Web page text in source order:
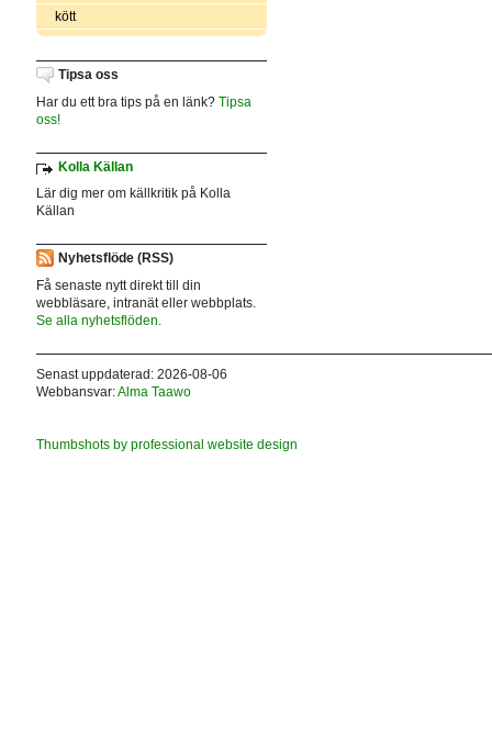
kött
Tipsa oss
Har du ett bra tips på en länk? Tipsa
oss!
Kolla Källan
Lär dig mer om källkritik på Kolla
Källan
Nyhetsflöde (RSS)
Få senaste nytt direkt till din
webbläsare, intranät eller webbplats.
Se alla nyhetsflöden.
Senast uppdaterad: 2026-08-06
Webbansvar:Alma Taawo
Thumbshots by professional website design